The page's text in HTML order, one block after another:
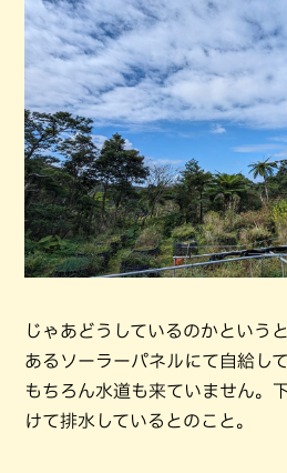
じゃあどうしているのかという
あるソーラーパネルにて自給して
もちろん水道も来ていません。
けて排水しているとのこと。